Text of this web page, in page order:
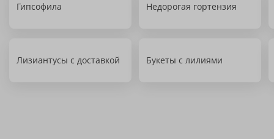
Гипсофила Недорогая гортензия
Лизиантусы с доставкой Букеты с лилиями